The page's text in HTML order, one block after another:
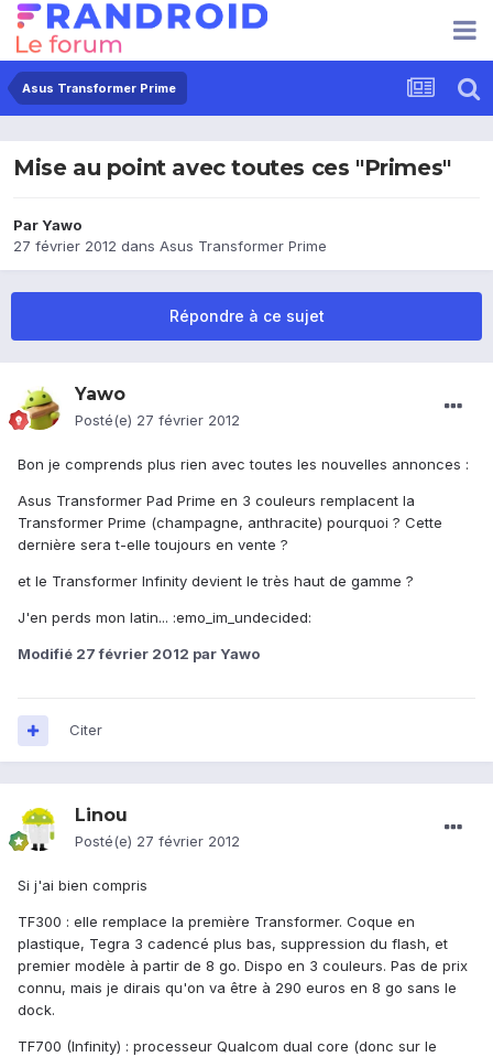
Asus Transformer Prime
Mise au point avec toutes ces "Primes"
ParYawo
27 février 2012 dans Asus Transformer Prime
Répondre à ce sujet
Yawo
Posté(e) 27 février 2012
Bon je comprends plus rien avec toutes les nouvelles annonces :
Asus Transformer Pad Prime en 3 couleurs remplacent la
Transformer Prime (champagne, anthracite) pourquoi ? Cette
dernière sera t-elle toujours en vente ?
et le Transformer Infinity devient le très haut de gamme ?
J'en perds mon latin... :emo_im_undecided:
Modifié 27 février 2012 par Yawo
Citer
Linou
Posté(e) 27 février 2012
Si j'ai bien compris
TF300 : elle remplace la première Transformer. Coque en
plastique, Tegra 3 cadencé plus bas, suppression du flash, et
premier modèle à partir de 8 go. Dispo en 3 couleurs. Pas de prix
connu, mais je dirais qu'on va être à 290 euros en 8 go sans le
dock.
TF700 (Infinity) : processeur Qualcom dual core (donc sur le